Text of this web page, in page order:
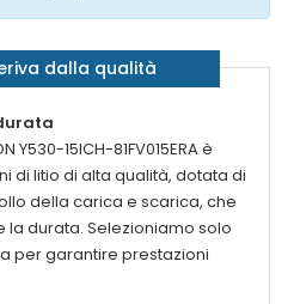
dalla qualità
Y530-15ICH-81FV015ERAè
di litio di alta qualità, dotata di
della carica e scarica, che
durata. Selezioniamo solo
per garantire prestazioni